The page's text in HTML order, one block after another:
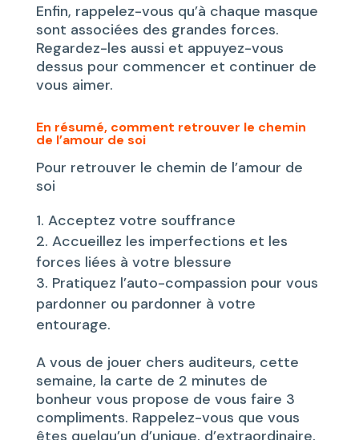
Enfin, rappelez-vous qu’à chaque masque
sont associées des grandes forces.
Regardez-les aussi et appuyez-vous
dessus pour commencer et continuer de
vous aimer.
En résumé, comment retrouver le chemin
de l’amour de soi
Pour retrouver le chemin de l’amour de
soi
Acceptez votre souffrance
Accueillez les imperfections et les
forces liées à votre blessure
Pratiquez l’auto-compassion pour vous
pardonner ou pardonner à votre
entourage.
A vous de jouer chers auditeurs, cette
semaine, la carte de 2 minutes de
bonheur vous propose de vous faire 3
compliments. Rappelez-vous que vous
êtes quelqu’un d’unique, d’extraordinaire,